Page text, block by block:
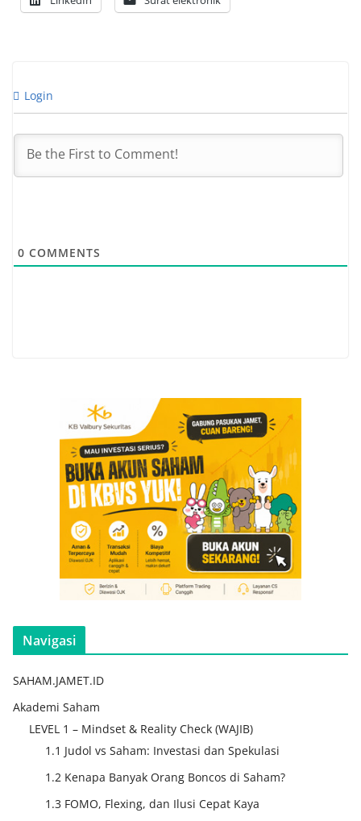
Login
0 COMMENTS
Navigasi
SAHAM.JAMET.ID
Akademi Saham
LEVEL 1 – Mindset & Reality Check (WAJIB)
1.1 Judol vs Saham: Investasi dan Spekulasi
1.2 Kenapa Banyak Orang Boncos di Saham?
1.3 FOMO, Flexing, dan Ilusi Cepat Kaya